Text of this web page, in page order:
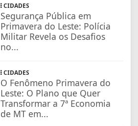
CIDADES
Segurança Pública em
Primavera do Leste: Polícia
Militar Revela os Desafios
no...
CIDADES
O Fenômeno Primavera do
Leste: O Plano que Quer
Transformar a 7ª Economia
de MT em...